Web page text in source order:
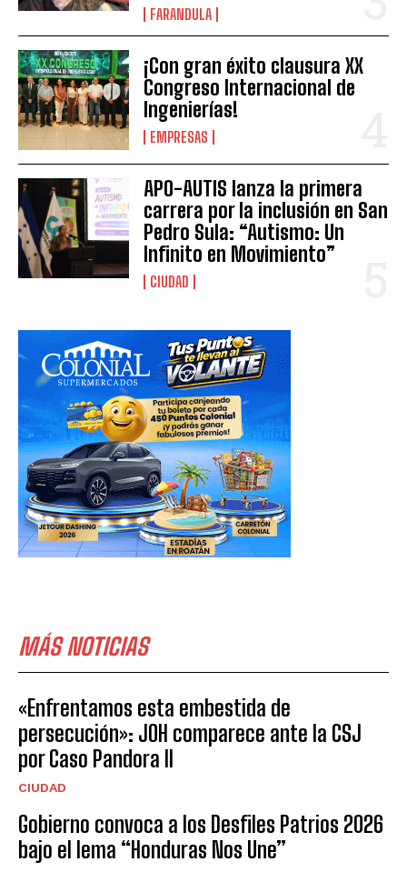
FARANDULA
¡Con gran éxito clausura XX
Congreso Internacional de
Ingenierías!
EMPRESAS
APO-AUTIS lanza la primera
carrera por la inclusión en San
Pedro Sula: “Autismo: Un
Infinito en Movimiento”
CIUDAD
MÁS NOTICIAS
«Enfrentamos esta embestida de
persecución»: JOH comparece ante la CSJ
por Caso Pandora II
CIUDAD
Gobierno convoca a los Desfiles Patrios 2026
bajo el lema “Honduras Nos Une”